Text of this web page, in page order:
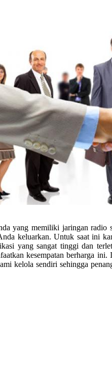
yang memiliki jaringan radio
keluarkan. Untuk saat ini
yang sangat tinggi dan
kesempatan berharga
kelola sendiri sehingga